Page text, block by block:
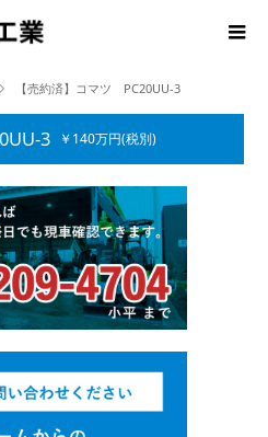
【売約済】コマツ PC20UU-3
3 ￥140万円(税別)